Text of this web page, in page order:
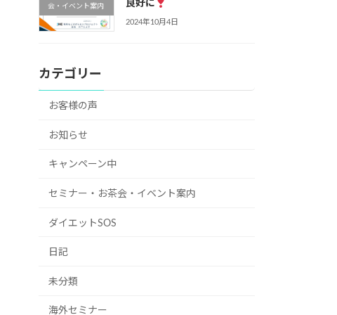
会・イベント案内 良好に
2024年10月4日
カテゴリー
お客様の声
お知らせ
キャンペーン中
セミナー・お茶会・イベント案内
ダイエットSOS
日記
未分類
海外セミナー